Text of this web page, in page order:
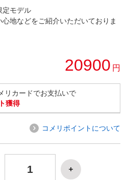
定モデル
地などをご紹介いただいておりま
20900 円
リカードでお支払いで
獲得
コメリポイントについて